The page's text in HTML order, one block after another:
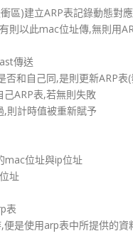
區)建立ARP表記錄動態對
則以此mac位址傳,無則用
傳送
否和自己同,是則更新ARP
己ARP表,若無則失敗
則計時值被重新賦予
mac位址與ip位址
址
表
是使用arp表中所提供的資